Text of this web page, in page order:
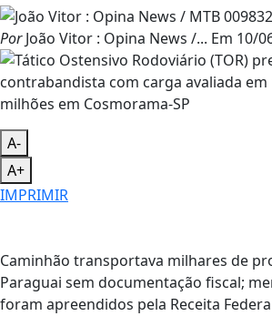
PorJoão Vitor : Opina News /... Em 10/
A-
A+
IMPRIMIR
Caminhão transportava milhares de
Paraguai sem documentação fiscal;
foram apreendidos pela Receita